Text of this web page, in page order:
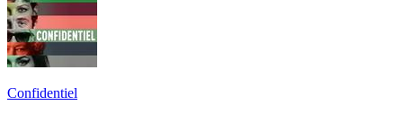
Confidentiel